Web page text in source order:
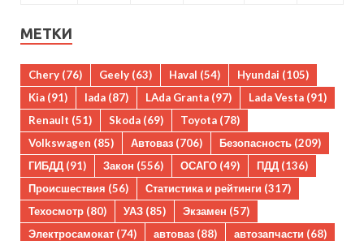
МЕТКИ
Chery (76) Geely (63) Haval (54) Hyundai (105)
Kia (91) lada (87) LAda Granta (97) Lada Vesta (91)
Renault (51) Skoda (69) Toyota (78)
Volkswagen (85) Автоваз (706) Безопасность (209)
ГИБДД (91) Закон (556) ОСАГО (49) ПДД (136)
Происшествия (56) Статистика и рейтинги (317)
Техосмотр (80) УАЗ (85) Экзамен (57)
Электросамокат (74) автоваз (88) автозапчасти (68)